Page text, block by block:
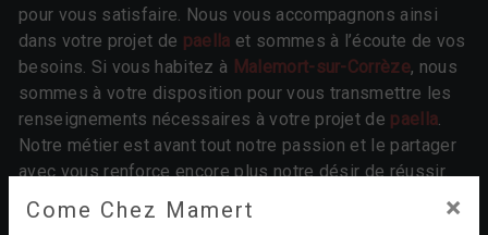
Come Chez Mamert ×
pour vous satisfaire. Nous vous accompagnons ainsi
dans votre projet de paella et sommes à l’écoute de vos
besoins. Si vous habitez à Malemort-sur-Corrèze, nous
sommes à votre disposition pour vous transmettre les
renseignements nécessaires à votre projet de paella
Notre métier est avant tout notre passion et le partager
avec vous renforce encore plus notre désir de réussir.
Toute notre équipe est qualifiée et travaille avec
propreté et rigueur.